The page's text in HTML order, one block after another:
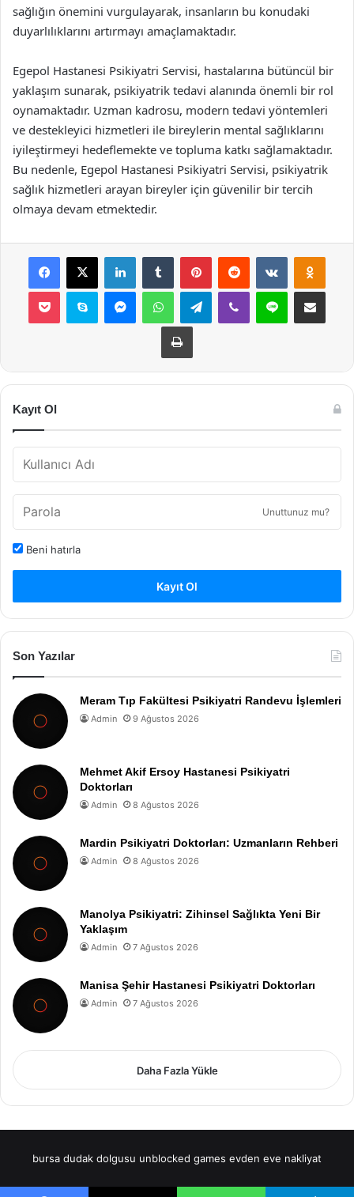
sağlığın önemini vurgulayarak, insanların bu konudaki
duyarlılıklarını artırmayı amaçlamaktadır.
Egepol Hastanesi Psikiyatri Servisi, hastalarına bütüncül bir
yaklaşım sunarak, psikiyatrik tedavi alanında önemli bir rol
oynamaktadır. Uzman kadrosu, modern tedavi yöntemleri
ve destekleyici hizmetleri ile bireylerin mental sağlıklarını
iyileştirmeyi hedeflemekte ve topluma katkı sağlamaktadır.
Bu nedenle, Egepol Hastanesi Psikiyatri Servisi, psikiyatrik
sağlık hizmetleri arayan bireyler için güvenilir bir tercih
olmaya devam etmektedir.
Facebook
X LinkedInTumblr PinterestReddit VKontakte
Pocket Skype MessengerWhatsAppTelegramViber Line E-Posta ile
Yazdır
Kayıt Ol
Unuttunuz mu?
Beni hatırla
Kayıt Ol
Son Yazılar
Meram Tıp Fakültesi Psikiyatri Randevu İşlemleri
Admin 9 Ağustos 2026
Mehmet Akif Ersoy Hastanesi Psikiyatri
Doktorları
Admin 8 Ağustos 2026
Mardin Psikiyatri Doktorları: Uzmanların Rehberi
Admin 8 Ağustos 2026
Manolya Psikiyatri: Zihinsel Sağlıkta Yeni Bir
Yaklaşım
Admin 7 Ağustos 2026
Manisa Şehir Hastanesi Psikiyatri Doktorları
Admin 7 Ağustos 2026
Daha Fazla Yükle
bursa dudak dolgusu unblocked games evden eve nakliyat